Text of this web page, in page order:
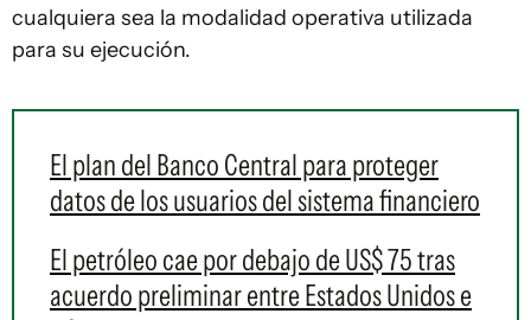
cualquiera sea la modalidad operativa utilizada
para su ejecución.
El plan del Banco Central para proteger
datos de los usuarios del sistema financiero
El petróleo cae por debajo de US$ 75 tras
acuerdo preliminar entre Estados Unidos e